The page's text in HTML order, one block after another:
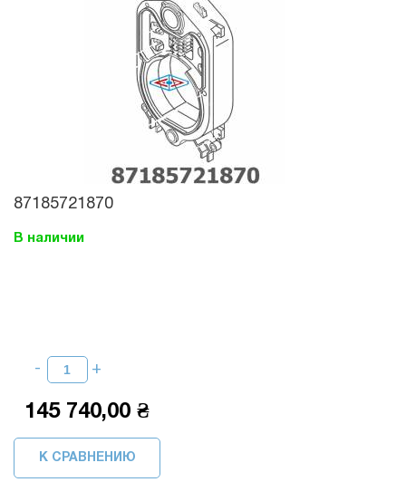
87185721870
145 740,00 ₴
К СРАВНЕНИЮ
В наличии